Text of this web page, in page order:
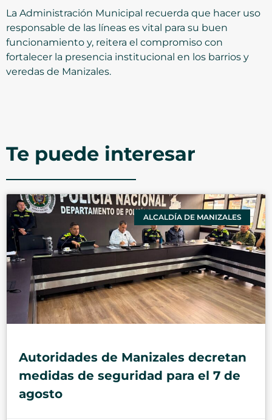
La Administración Municipal recuerda que hacer uso
responsable de las líneas es vital para su buen
funcionamiento y, reitera el compromiso con
fortalecer la presencia institucional en los barrios y
veredas de Manizales.
Te puede interesar
ALCALDÍA DE MANIZALES
Autoridades de Manizales decretan
medidas de seguridad para el 7 de
agosto